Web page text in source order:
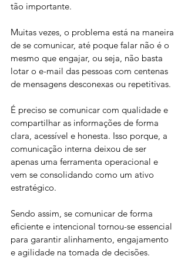
tão importante.
Muitas vezes, o problema está na maneira
de se comunicar, até poque falar não é o
mesmo que engajar, ou seja, não basta
lotar o e-mail das pessoas com centenas
de mensagens desconexas ou repetitivas.
É preciso se comunicar com qualidade e
compartilhar as informações de forma
clara, acessível e honesta. Isso porque, a
comunicação interna deixou de ser
apenas uma ferramenta operacional e
vem se consolidando como um ativo
estratégico.
Sendo assim, se comunicar de forma
eficiente e intencional tornou-se essencial
para garantir alinhamento, engajamento
e agilidade na tomada de decisões.